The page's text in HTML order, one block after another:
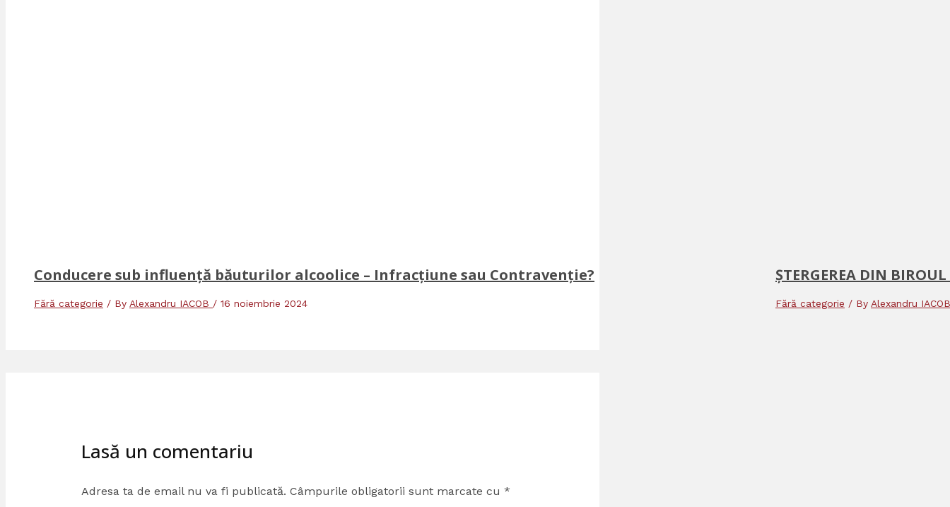
Conducere sub influență băuturilor alcoolice – Infracțiune sau Contravenție?
Fără categorie / By Alexandru IACOB / 16 noiembrie 2024
ȘTERGEREA DIN
Fără categorie / By Alexandru
Lasă un comentariu
Adresa ta de email nu va fi publicată. Câmpurile obligatorii sunt marcate cu *